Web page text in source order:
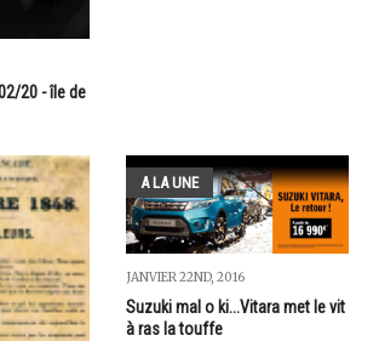
20 - île de
A LA UNE
JANVIER 22ND, 2016
Suzuki mal o ki...Vitara met le vit
à ras la touffe